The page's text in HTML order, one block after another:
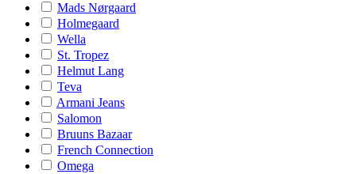
Mads Nørgaard
Holmegaard
Wella
St. Tropez
Helmut Lang
Teva
Armani Jeans
Salomon
Bruuns Bazaar
French Connection
Omega